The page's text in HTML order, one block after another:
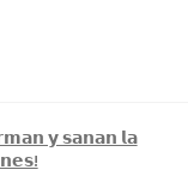
𝘆 𝘀𝗮𝗻𝗮𝗻 𝗹𝗮